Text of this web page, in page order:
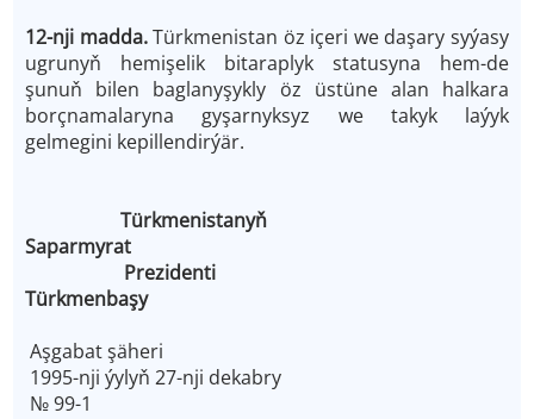
12-nji madda.Türkmenistan öz içeri we daşary syýasy
ugrunyň hemişelik bitaraplyk statusyna hem-de
şunuň bilen baglanyşykly öz üstüne alan halkara
borçnamalaryna gyşarnyksyz we takyk laýyk
gelmegini kepillendirýär.
Türkmenistanyň
Saparmyrat
Prezidenti
Türkmenbaşy
Aşgabat şäheri
1995-nji ýylyň 27-nji dekabry
№ 99-1